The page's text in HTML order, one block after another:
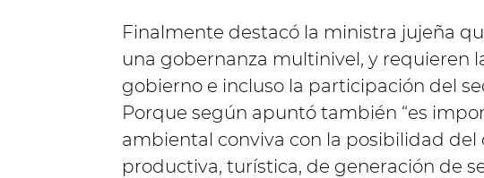
Finalmente destacó la ministra jujeña
una gobernanza multinivel, y requieren
gobierno e incluso la participación del
Porque según apuntó también “es
ambiental conviva con la posibilidad
productiva, turística, de generación de